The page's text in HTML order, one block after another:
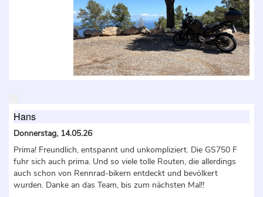
Hans
Donnerstag, 14.05.26
Prima! Freundlich, entspannt und unkompliziert. Die GS750 F
fuhr sich auch prima. Und so viele tolle Routen, die allerdings
auch schon von Rennrad-bikern entdeckt und bevölkert
wurden. Danke an das Team, bis zum nächsten Mal!!